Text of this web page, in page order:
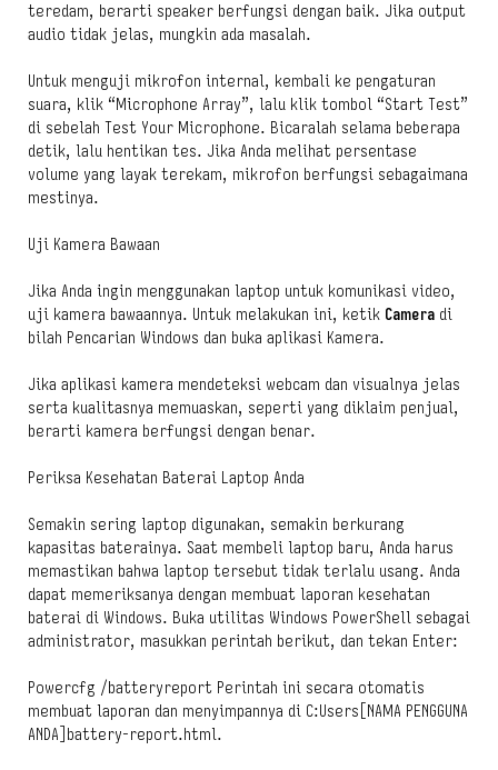
teredam, berarti speaker berfungsi dengan baik. Jika output
audio tidak jelas, mungkin ada masalah.
Untuk menguji mikrofon internal, kembali ke pengaturan
suara, klik “Microphone Array”, lalu klik tombol “Start Test”
di sebelah Test Your Microphone. Bicaralah selama beberapa
detik, lalu hentikan tes. Jika Anda melihat persentase
volume yang layak terekam, mikrofon berfungsi sebagaimana
mestinya.
Uji Kamera Bawaan
Jika Anda ingin menggunakan laptop untuk komunikasi video,
uji kamera bawaannya. Untuk melakukan ini, ketik Camera di
bilah Pencarian Windows dan buka aplikasi Kamera.
Jika aplikasi kamera mendeteksi webcam dan visualnya jelas
serta kualitasnya memuaskan, seperti yang diklaim penjual,
berarti kamera berfungsi dengan benar.
Periksa Kesehatan Baterai Laptop Anda
Semakin sering laptop digunakan, semakin berkurang
kapasitas baterainya. Saat membeli laptop baru, Anda harus
memastikan bahwa laptop tersebut tidak terlalu usang. Anda
dapat memeriksanya dengan membuat laporan kesehatan
baterai di Windows. Buka utilitas Windows PowerShell sebagai
administrator, masukkan perintah berikut, dan tekan Enter:
Powercfg /batteryreport Perintah ini secara otomatis
membuat laporan dan menyimpannya di C:Users[NAMA PENGGUNA
ANDA]battery-report.html.